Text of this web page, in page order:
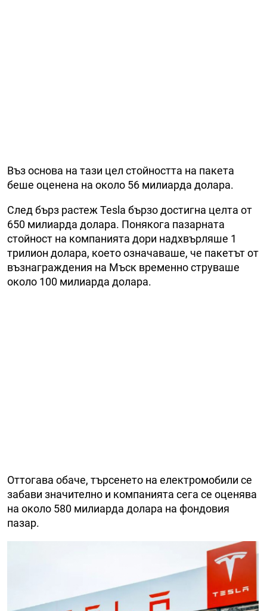
Въз основа на тази цел стойността на пакета
беше оценена на около 56 милиарда долара.
След бърз растеж Tesla бързо достигна целта от
650 милиарда долара. Понякога пазарната
стойност на компанията дори надхвърляше 1
трилион долара, което означаваше, че пакетът от
възнаграждения на Мъск временно струваше
около 100 милиарда долара.
Оттогава обаче, търсенето на електромобили се
забави значително и компанията сега се оценява
на около 580 милиарда долара на фондовия
пазар.